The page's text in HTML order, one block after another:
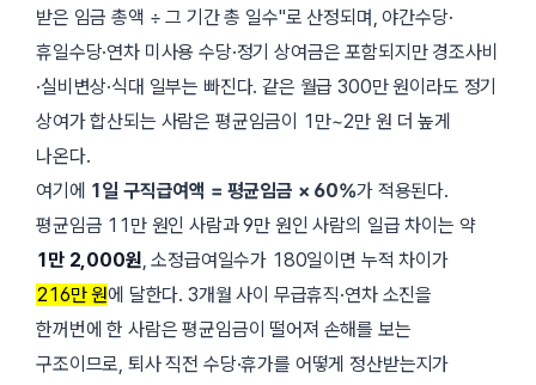
받은 임금 총액 ÷ 그 기간 총 일수 로 산정되며, 야간수당·
휴일수당·연차 미사용 수당·정기 상여금은 포함되지만 경조사비
·실비변상·식대 일부는 빠진다. 같은 월급 300만 원이라도 정기
상여가 합산되는 사람은 평균임금이 1만~2만 원 더 높게
나온다.
여기에 1일 구직급여액 = 평균임금 × 60%가 적용된다.
평균임금 11만 원인 사람과 9만 원인 사람의 일급 차이는 약
1만 2,000원 , 소정급여일수가 180일이면 누적 차이가
216만 원에 달한다. 3개월 사이 무급휴직·연차 소진을
한꺼번에 한 사람은 평균임금이 떨어져 손해를 보는
구조이므로, 퇴사 직전 수당·휴가를 어떻게 정산받는지가